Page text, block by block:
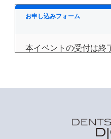
お申し込みフォーム
本イベントの受付は終